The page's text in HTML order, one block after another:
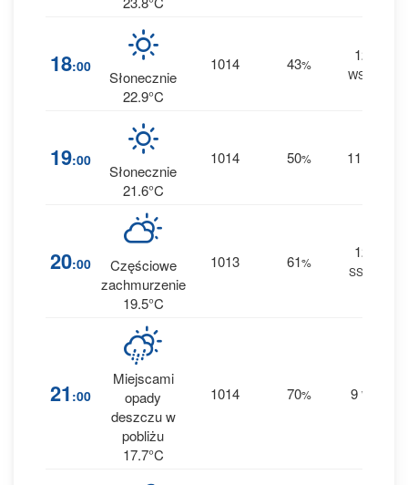
18:00
Słonecznie
22.9°C
1014 43%
12
WSW
19:00
Słonecznie
21.6°C
1014 50% 11
20:00
Częściowe
zachmurzenie
19.5°C
1013 61%
12
SSW
21 :00
Miejscami
opady
deszczu w
pobliżu
17.7°C
1014 70% 9 W